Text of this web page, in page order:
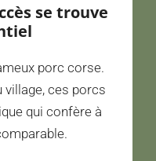
se trouve
porc corse.
village, ces porcs
qui confère à